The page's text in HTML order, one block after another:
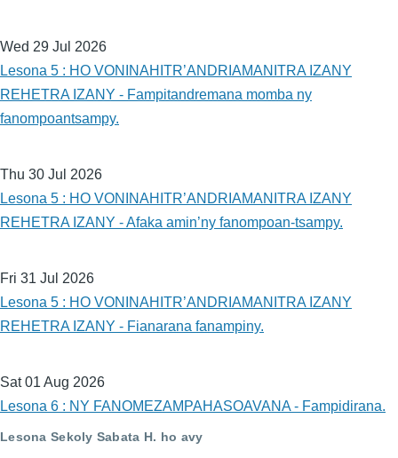
Wed 29 Jul 2026
Lesona 5 : HO VONINAHITR’ANDRIAMANITRA IZANY
REHETRA IZANY - Fampitandremana momba ny
fanompoantsampy.
Thu 30 Jul 2026
Lesona 5 : HO VONINAHITR’ANDRIAMANITRA IZANY
REHETRA IZANY - Afaka amin’ny fanompoan-tsampy.
Fri 31 Jul 2026
Lesona 5 : HO VONINAHITR’ANDRIAMANITRA IZANY
REHETRA IZANY - Fianarana fanampiny.
Sat 01 Aug 2026
Lesona 6 : NY FANOMEZAMPAHASOAVANA - Fampidirana.
Lesona Sekoly Sabata H. ho avy